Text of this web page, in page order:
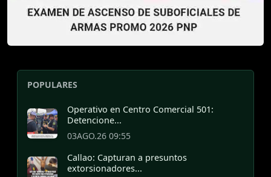
POPULARES
Operativo en Centro Comercial 501:
Detencione...
03AGO.26 09:55
Callao: Capturan a presuntos
extorsionadores...